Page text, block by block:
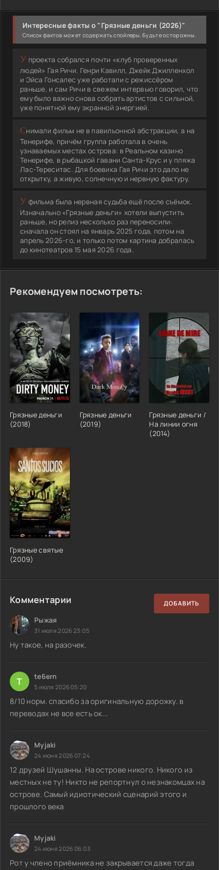
Интересные факты о "Грязные деньги (2026)"
Список фактов может содержать спойлеры. Будьте осторожны.
У проекта собрался почти «клуб проверенных
людей» Гая Ричи. Генри Кавилл, Джейк Джилленхол
и Эйса Гонсалес уже работали с режиссёром
раньше, и сам Ричи в свежем интервью говорил, что
ему было важно снова собрать артистов с сильной,
уже понятной ему экранной энергией.
Снимали фильм не в павильонной абстракции, а на
Тенерифе, причём группа работала в очень
узнаваемых местах острова: в Реальном казино
Тенерифе, в рыбацкой гавани Санта-Крус и у пляжа
Лас-Тереситас. Для боевика Гая Ричи это дало не
открытку, а живую, солнечную и нервную фактуру.
У фильма была нервная судьба ещё после съёмок.
Изначально «Грязные деньги» хотели выпустить
раньше, но релиз несколько раз переносили:
сначала он стоял на январь 2025 года, потом на
апрель 2026-го, и только потом картина добралась
до кинотеатров 15 мая 2026 года.
Рекомендуем посмотреть:
Грязные деньги
(2018)
Грязные деньги
(2019)
Грязные деньги /
На линии огня
(2014)
Грязные святые
(2009)
Комментарии ДОБАВИТЬ
Рыжая
31 июля 2026 23:05
Ну такое, на разочек.
T te6ern
5 июля 2026 05:20
8/10 норм. спасибо за оригинальную дорожку. в
переводах не все есть ок...
Myjaki
24 июня 2026 07:24
12 друзей Шушанны. На острове никого. Никого из
местных не ту! Никто не репортнул о незнакомцах на
острове. Самый идиотический сценарий этого и
прошлого века
Myjaki
24 июня 2026 06:03
Рот у члено приёмника не закрывается даже тогда